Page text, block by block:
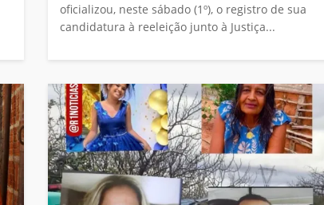
oficializou, neste sábado (1º), o registro de sua
candidatura à reeleição junto à Justiça...